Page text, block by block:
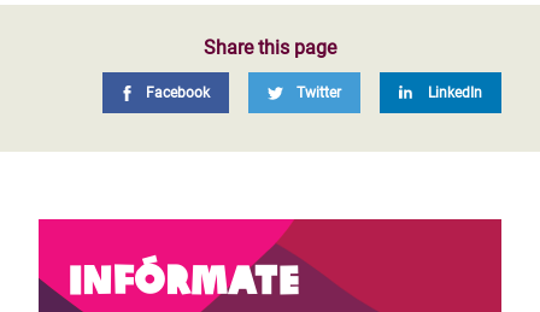
Share this page
Facebook Twitter LinkedIn
Infórmate